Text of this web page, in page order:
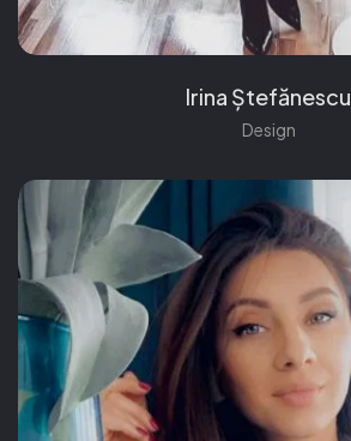
Irina Ștefănescu
Design